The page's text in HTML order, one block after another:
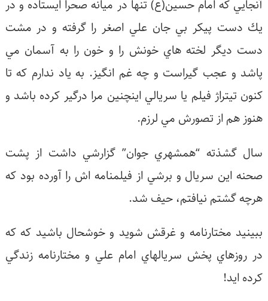
كه امام حسين(ع) تنها در ميانه صحرا ايستاده و در
دست پيكر بي جان علي اصغر را گرفته و در مشت
ديگر لخته هاي خونش را و خون را به آسمان مي
و عجب گيراست و چه غم انگيز. به ياد ندارم كه تا
تيتراژ فيلم يا سريالي اينچنين مرا درگير كرده باشد و
هم از تصورش مي لرزم.
گشذته “همشهري جوان” گزارشي داشت از پشت
اين سريال و برشي از فيلمنامه اش را آورده بود كه
گشتم نيافتم، حيف شد.
مختارنامه و غرقش شويد و خوشحال باشيد كه كه
روزهاي پخش سريالهاي امام علي و مختارنامه زندگي
ايد!